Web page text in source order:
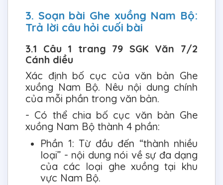
3. Soạn bài Ghe xuồng Nam Bộ:
Trả lời câu hỏi cuối bài
3.1 Câu 1 trang 79 SGK Văn 7/2
Cánh diều
Xác định bố cục của văn bản Ghe
xuồng Nam Bộ. Nêu nội dung chính
của mỗi phần trong văn bản.
- Có thể chia bố cục văn bản Ghe
xuồng Nam Bộ thành 4 phần:
Phần 1: Từ đầu đến “thành nhiều
loại” - nội dung nói về sự đa dạng
của các loại ghe xuồng tại khu
vực Nam Bộ.